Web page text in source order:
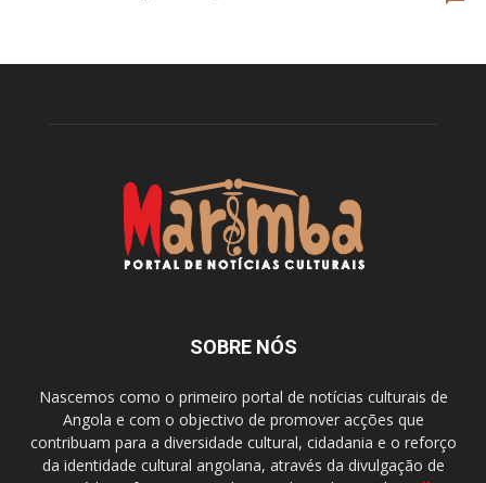
SOBRE NÓS
Nascemos como o primeiro portal de notícias culturais de
Angola e com o objectivo de promover acções que
contribuam para a diversidade cultural, cidadania e o reforço
da identidade cultural angolana, através da divulgação de